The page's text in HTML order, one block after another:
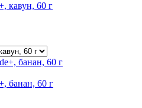
кавун, 60 г
банан, 60 г